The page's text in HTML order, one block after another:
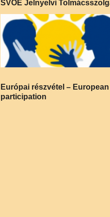
SVOE Jelnyelvi
Európai részvétel – European
participation